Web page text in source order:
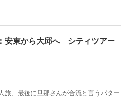
安東から大邱へ シティツアー
旅、最後に旦那さんが合流と言うパター